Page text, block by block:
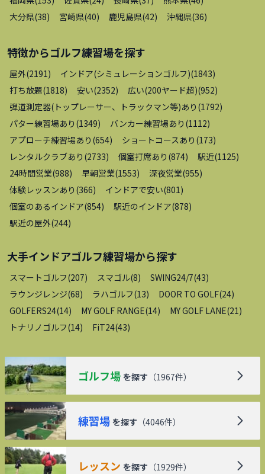
大分県(38) 宮崎県(40) 鹿児島県(42) 沖縄県(36)
特徴からゴルフ練習場を探す
屋外(2191 ) インドア(シミュレーションゴルフ)(1843)
打ち放題(1818) 安い(2352) 広い(200ヤード超)(952)
弾道測定器(トップレーサー、トラックマン等)あり (1792)
パター練習場あり (1349) バンカー練習場あり (1112)
アプローチ練習場あり (654) ショートコースあり (173)
レンタルクラブあり (2733) 個室打席あり (874) 駅近(1125)
24時間営業(988) 早朝営業(1553) 深夜営業(955)
体験レッスンあり (366) インドアで安い(801 )
個室のあるインドア(854) 駅近のインドア(878)
駅近の屋外(244)
大手インドアゴルフ練習場から探す
スマートゴルフ(207) スマゴル(8) SWING24/7(43)
ラウンジレンジ(68) ラハゴルフ(13) DOOR TO GOLF(24)
GOLFERS24(14) MY GOLF RANGE(14) MY GOLF LANE(21 )
トナリノゴルフ(14) FiT24(43)
ゴルフ場 を探す （1967件）
練習場 を探す （4046件）
レッスン を探す （1929件）